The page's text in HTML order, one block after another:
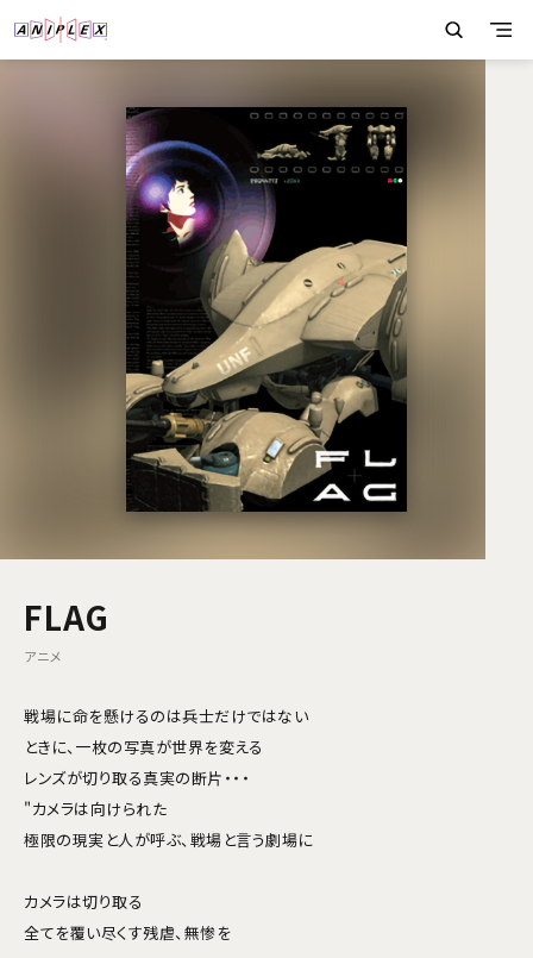
FLAG
アニメ
戦場に命を懸けるのは兵士だけではない
ときに、一枚の写真が世界を変える
レンズが切り取る真実の断片・・・
"カメラは向けられた
極限の現実と人が呼ぶ、戦場と言う劇場に
カメラは切り取る
全てを覆い尽くす残虐、無惨を